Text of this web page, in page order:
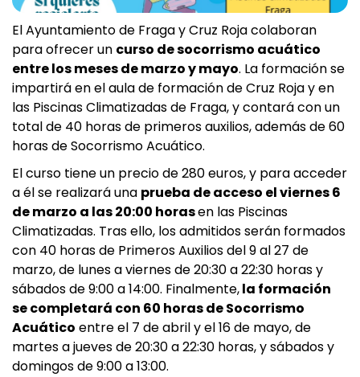
El Ayuntamiento de Fraga y Cruz Roja colaboran
para ofrecer un curso de socorrismo acuático
entre los meses de marzo y mayo. La formación se
impartirá en el aula de formación de Cruz Roja y en
las Piscinas Climatizadas de Fraga, y contará con un
total de 40 horas de primeros auxilios, además de 60
horas de Socorrismo Acuático.
El curso tiene un precio de 280 euros, y para acceder
a él se realizará una prueba de acceso el viernes 6
de marzo a las 20:00 horasen las Piscinas
Climatizadas. Tras ello, los admitidos serán formados
con 40 horas de Primeros Auxilios del 9 al 27 de
marzo, de lunes a viernes de 20:30 a 22:30 horas y
sábados de 9:00 a 14:00. Finalmente,la formación
se completará con 60 horas de Socorrismo
Acuático entre el 7 de abril y el 16 de mayo, de
martes a jueves de 20:30 a 22:30 horas, y sábados y
domingos de 9:00 a 13:00.